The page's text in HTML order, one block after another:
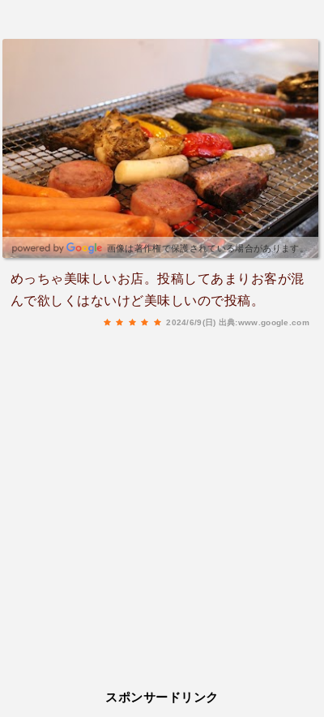
画像は著作権で保護されている場合があります。
めっちゃ美味しいお店。投稿してあまりお客が混
んで欲しくはないけど美味しいので投稿。
2024/6/9(日) 出典:www.google.com
スポンサードリンク